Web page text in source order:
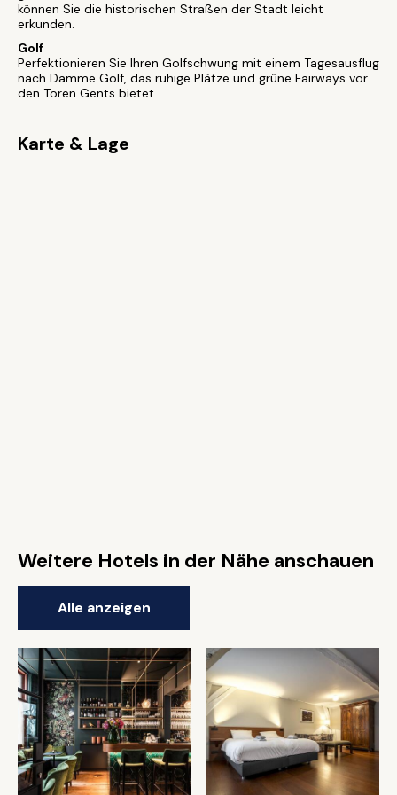
können Sie die historischen Straßen der Stadt leicht
erkunden.
Golf
Perfektionieren Sie Ihren Golfschwung mit einem Tagesausflug
nach Damme Golf, das ruhige Plätze und grüne Fairways vor
den Toren Gents bietet.
Karte & Lage
Weitere Hotels in der Nähe anschauen
Alle anzeigen